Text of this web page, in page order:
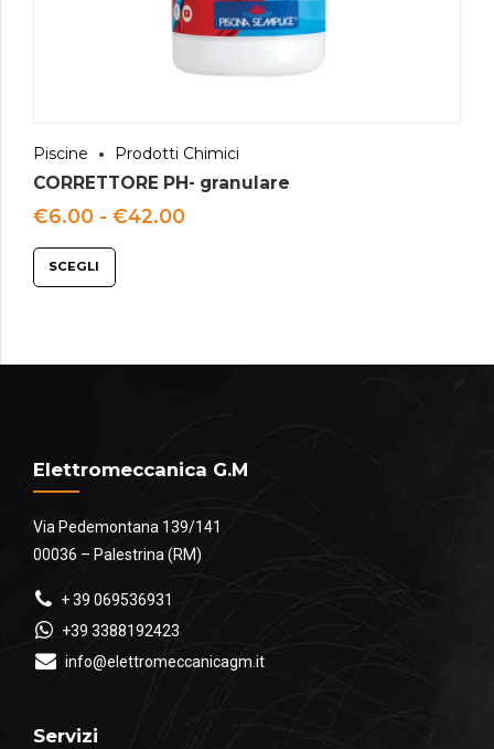
Piscine Prodotti Chimici
CORRETTORE PH- granulare
€6.00 - €42.00Fascia
SCEGLI
Elettromeccanica G.M
Via Pedemontana 139/141
00036 – Palestrina (RM)
+ 39 069536931
+39 3388192423
info@elettromeccanicagm.it
Servizi